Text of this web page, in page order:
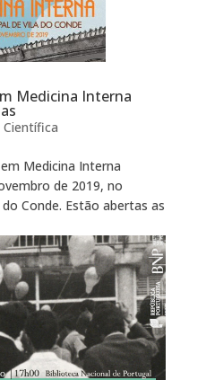
Medicina Interna
Medicina Interna
de 2019, no
Conde. Estão abertas as